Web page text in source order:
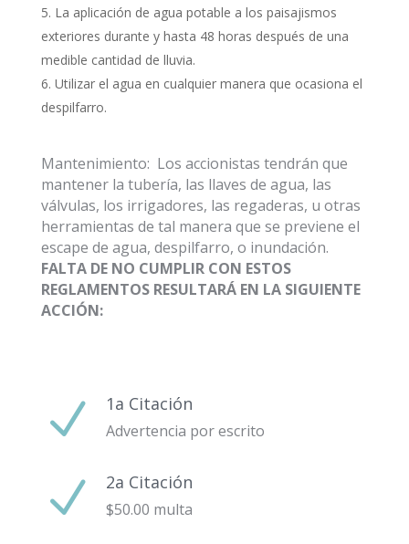
La aplicación de agua potable a los paisajismos
exteriores durante y hasta 48 horas después de una
medible cantidad de lluvia.
Utilizar el agua en cualquier manera que ocasiona el
despilfarro.
Mantenimiento: Los accionistas tendrán que
mantener la tubería, las llaves de agua, las
válvulas, los irrigadores, las regaderas, u otras
herramientas de tal manera que se previene el
escape de agua, despilfarro, o inundación.
FALTA DE NO CUMPLIR CON ESTOS
REGLAMENTOS RESULTARÁ EN LA SIGUIENTE
ACCIÓN:
N 1a Citación
Advertencia por escrito
N 2a Citación
$50.00 multa